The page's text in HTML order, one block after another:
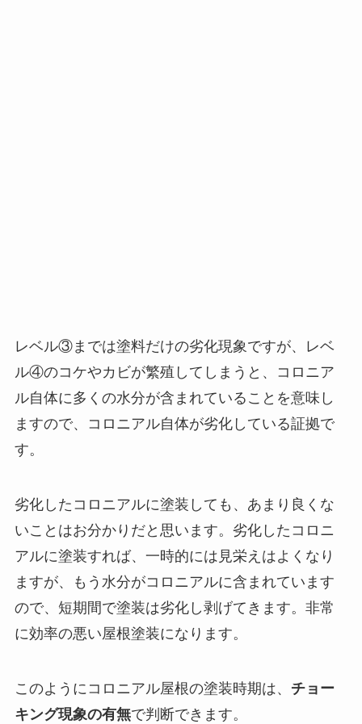
レベル③までは塗料だけの劣化現象ですが、レベ
ル④のコケやカビが繁殖してしまうと、コロニア
ル自体に多くの水分が含まれていることを意味し
ますので、コロニアル自体が劣化している証拠で
す。
劣化したコロニアルに塗装しても、あまり良くな
いことはお分かりだと思います。劣化したコロニ
アルに塗装すれば、一時的には見栄えはよくなり
ますが、もう水分がコロニアルに含まれています
ので、短期間で塗装は劣化し剥げてきます。非常
に効率の悪い屋根塗装になります。
このようにコロニアル屋根の塗装時期は、 チョー
キング現象の有無で判断できます。